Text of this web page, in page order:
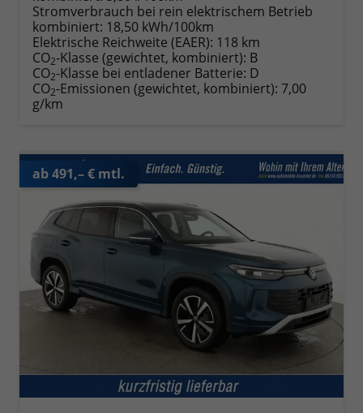
Stromverbrauch bei rein elektrischem Betrieb
kombiniert: 18,50 kWh/100km
Elektrische Reichweite (EAER): 118 km
CO2-Klasse (gewichtet, kombiniert): B
CO2-Klasse bei entladener Batterie: D
CO2-Emissionen (gewichtet, kombiniert): 7,00
g/km
ab 491,– € mtl.